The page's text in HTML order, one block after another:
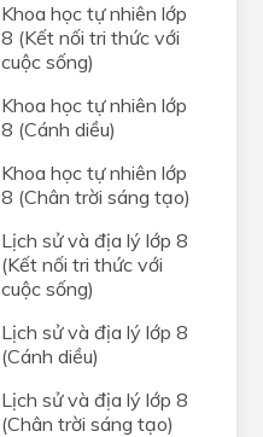
Khoa học tự nhiên lớp
8 (Kết nối tri thức với
cuộc sống)
Khoa học tự nhiên lớp
8 (Cánh diều)
Khoa học tự nhiên lớp
8 (Chân trời sáng tạo)
Lịch sử và địa lý lớp 8
(Kết nối tri thức với
cuộc sống)
Lịch sử và địa lý lớp 8
(Cánh diều)
Lịch sử và địa lý lớp 8
(Chân trời sáng tạo)